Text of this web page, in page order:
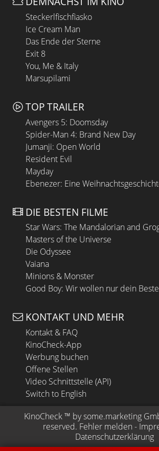
Steckerlfischfiasko
Ice Cream Man
Das Ende der Sterne
Exit 8
You, Me & Italy
Marsupilami
TOP TRAILER
Avengers 5: Doomsday
Spider-Man 4: Brand New Day
Jumanji: Open World
Resident Evil
Mayday
Ebenezer: Eine
DIE BESTEN FILME
Star Wars: The Mandalorian and
Masters of the Universe
Die Odyssee
Vaiana
Minions & Monster
Good Boy: Wir wollen nur dein
KONTAKT UND MEHR
Kontakt & FAQ
KinoCheck-App
Werbung buchen
Offene Stellen
Video Schnittstelle (API)
Switch to English
KinoCheck ™ by some.marketing
reserved. Fehler melden -
Datenschutzerklärung